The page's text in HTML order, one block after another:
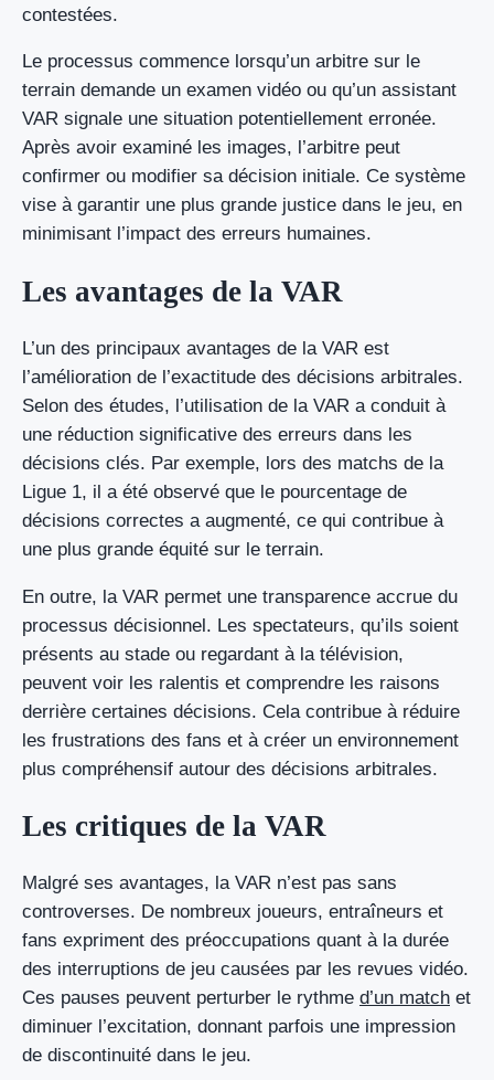
contestées.
Le processus commence lorsqu’un arbitre sur le
terrain demande un examen vidéo ou qu’un assistant
VAR signale une situation potentiellement erronée.
Après avoir examiné les images, l’arbitre peut
confirmer ou modifier sa décision initiale. Ce système
vise à garantir une plus grande justice dans le jeu, en
minimisant l’impact des erreurs humaines.
Les avantages de la VAR
L’un des principaux avantages de la VAR est
l’amélioration de l’exactitude des décisions arbitrales.
Selon des études, l’utilisation de la VAR a conduit à
une réduction significative des erreurs dans les
décisions clés. Par exemple, lors des matchs de la
Ligue 1, il a été observé que le pourcentage de
décisions correctes a augmenté, ce qui contribue à
une plus grande équité sur le terrain.
En outre, la VAR permet une transparence accrue du
processus décisionnel. Les spectateurs, qu’ils soient
présents au stade ou regardant à la télévision,
peuvent voir les ralentis et comprendre les raisons
derrière certaines décisions. Cela contribue à réduire
les frustrations des fans et à créer un environnement
plus compréhensif autour des décisions arbitrales.
Les critiques de la VAR
Malgré ses avantages, la VAR n’est pas sans
controverses. De nombreux joueurs, entraîneurs et
fans expriment des préoccupations quant à la durée
des interruptions de jeu causées par les revues vidéo.
Ces pauses peuvent perturber le rythme d’un match et
diminuer l’excitation, donnant parfois une impression
de discontinuité dans le jeu.